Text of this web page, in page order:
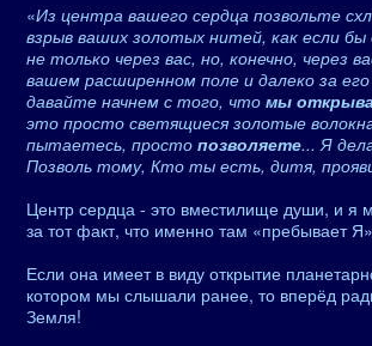
«Из центра вашего сердца позвольте
взрыв ваших золотых нитей, как если бы
не только через вас, но, конечно, через
вашем расширенном поле и далеко за
давайте начнем с того, что мы
это просто светящиеся золотые
пытаетесь, просто позволяете... Я
Позволь тому, Кто ты есть, дитя,
Центр сердца - это вместилище души, и я
за тот факт, что именно там «пребывает
Если она имеет в виду открытие
котором мы слышали ранее, то вперёд
Земля!